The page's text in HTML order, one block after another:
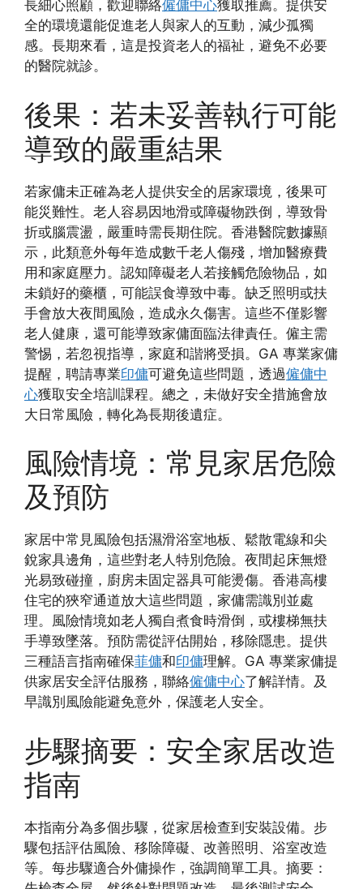
長細心照顧，歡迎聯絡僱傭中心獲取推薦。提供安
全的環境還能促進老人與家人的互動，減少孤獨
感。長期來看，這是投資老人的福祉，避免不必要
的醫院就診。
後果：若未妥善執行可能
導致的嚴重結果
若家傭未正確為老人提供安全的居家環境，後果可
能災難性。老人容易因地滑或障礙物跌倒，導致骨
折或腦震盪，嚴重時需長期住院。香港醫院數據顯
示，此類意外每年造成數千老人傷殘，增加醫療費
用和家庭壓力。認知障礙老人若接觸危險物品，如
未鎖好的藥櫃，可能誤食導致中毒。缺乏照明或扶
手會放大夜間風險，造成永久傷害。這些不僅影響
老人健康，還可能導致家傭面臨法律責任。僱主需
警惕，若忽視指導，家庭和諧將受損。GA 專業家傭
提醒，聘請專業印傭可避免這些問題，透過僱傭中
心獲取安全培訓課程。總之，未做好安全措施會放
大日常風險，轉化為長期後遺症。
風險情境：常見家居危險
及預防
家居中常見風險包括濕滑浴室地板、鬆散電線和尖
銳家具邊角，這些對老人特別危險。夜間起床無燈
光易致碰撞，廚房未固定器具可能燙傷。香港高樓
住宅的狹窄通道放大這些問題，家傭需識別並處
理。風險情境如老人獨自煮食時滑倒，或樓梯無扶
手導致墜落。預防需從評估開始，移除隱患。提供
三種語言指南確保菲傭和印傭理解。GA 專業家傭提
供家居安全評估服務，聯絡僱傭中心了解詳情。及
早識別風險能避免意外，保護老人安全。
步驟摘要：安全家居改造
指南
本指南分為多個步驟，從家居檢查到安裝設備。步
驟包括評估風險、移除障礙、改善照明、浴室改造
等。每步驟適合外傭操作，強調簡單工具。摘要：